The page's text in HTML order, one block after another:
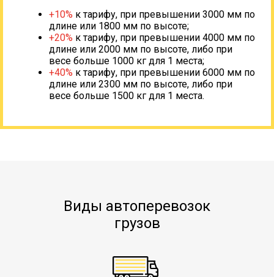
+10% к тарифу, при превышении 3000 мм по
длине или 1800 мм по высоте;
+20% к тарифу, при превышении 4000 мм по
длине или 2000 мм по высоте, либо при
весе больше 1000 кг для 1 места;
+40% к тарифу, при превышении 6000 мм по
длине или 2300 мм по высоте, либо при
весе больше 1500 кг для 1 места.
Виды автоперевозок
грузов